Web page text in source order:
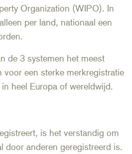
Organization (WIPO). In
per land, nationaal een
de 3 systemen het meest
voor een sterke merkregistratie
heel Europa of wereldwijd.
is het verstandig om
door anderen geregistreerd is.